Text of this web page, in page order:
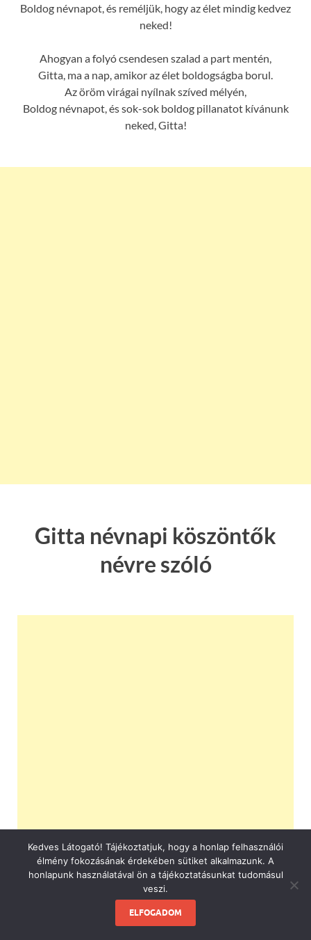
Boldog névnapot, és reméljük, hogy az élet mindig kedvez
neked!
Ahogyan a folyó csendesen szalad a part mentén,
Gitta, ma a nap, amikor az élet boldogságba borul.
Az öröm virágai nyílnak szíved mélyén,
Boldog névnapot, és sok-sok boldog pillanatot kívánunk
neked, Gitta!
Gitta névnapi köszöntők
névre szóló
Kedves Látogató! Tájékoztatjuk, hogy a honlap felhasználói
élmény fokozásának érdekében sütiket alkalmazunk. A
honlapunk használatával ön a tájékoztatásunkat tudomásul
veszi.
ELFOGADOM